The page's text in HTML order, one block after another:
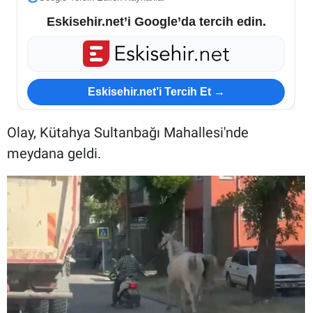
Eskisehir.net’i Google’da tercih edin.
Eskisehir.net’i Tercih Et →
Olay, Kütahya Sultanbağı Mahallesi'nde
meydana geldi.